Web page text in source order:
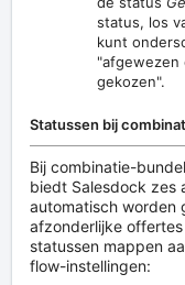
status, los
kunt
"afgewezen
gekozen".
Statussen bij
Bij combinatie-
biedt Salesdock zes
automatisch worden
afzonderlijke
statussen mappen
flow-instellingen: